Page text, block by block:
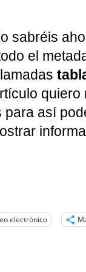
sabréis
el
así
electrónico